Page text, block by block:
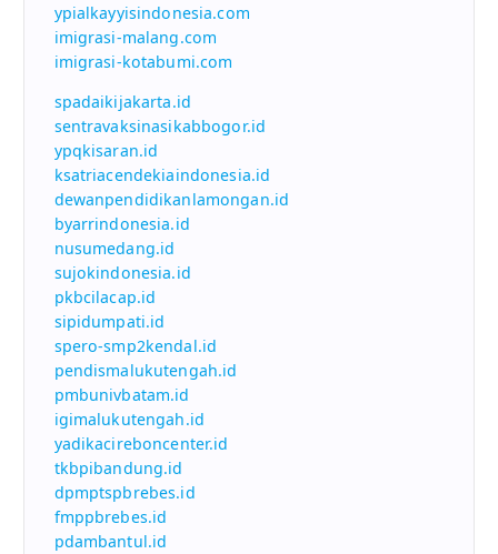
ypialkayyisindonesia.com
imigrasi-malang.com
imigrasi-kotabumi.com
spadaikijakarta.id
sentravaksinasikabbogor.id
ypqkisaran.id
ksatriacendekiaindonesia.id
dewanpendidikanlamongan.id
byarrindonesia.id
nusumedang.id
sujokindonesia.id
pkbcilacap.id
sipidumpati.id
spero-smp2kendal.id
pendismalukutengah.id
pmbunivbatam.id
igimalukutengah.id
yadikacireboncenter.id
tkbpibandung.id
dpmptspbrebes.id
fmppbrebes.id
pdambantul.id